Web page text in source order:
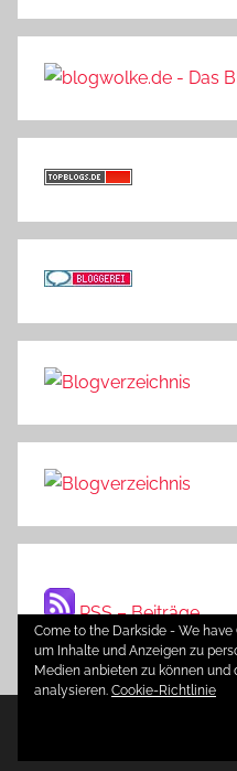
RSS – Beiträge
WordPress-Theme:
Come to the Darkside - We
um Inhalte und Anzeigen zu
Medien anbieten zu können
analysieren. Cookie-Richtlinie